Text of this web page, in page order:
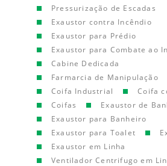
Pressurização de Escadas
Exaustor contra Incêndio
Exaustor para Prédio
Exaustor para Combate ao
Cabine Dedicada
Farmarcia de Manipulação
Coifa Industrial
Coifa
Coifas
Exaustor de
Exaustor para Banheiro
Exaustor para Toalet
Exaustor em Linha
Ventilador Centrifugo em